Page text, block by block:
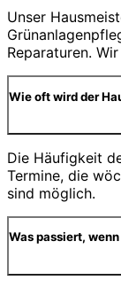
Unser
Reparaturen.
Wie oft wird der
Die Häufigkeit
Termine, die
sind möglich.
Was passiert,